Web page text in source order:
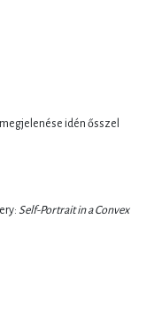
idén ősszel
Self-Portrait in a Convex